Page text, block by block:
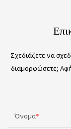
Σχεδιάζετε να
διαμορφώσετε;
Όνομα